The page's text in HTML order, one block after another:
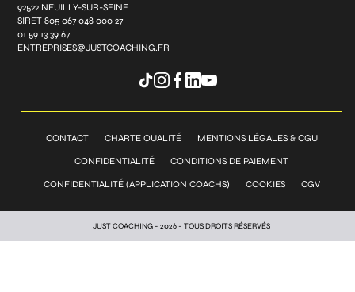
92522 NEUILLY-SUR-SEINE
SIRET 805 067 048 000 27
01 59 13 39 67
ENTREPRISES@JUSTCOACHING.FR
CONTACT CHARTE QUALITÉ MENTIONS LÉGALES & CGU
CONFIDENTIALITÉ CONDITIONS DE PAIEMENT
CONFIDENTIALITÉ (APPLICATION COACHS) COOKIES CGV
JUST COACHING - 2026 - TOUS DROITS RÉSERVÉS